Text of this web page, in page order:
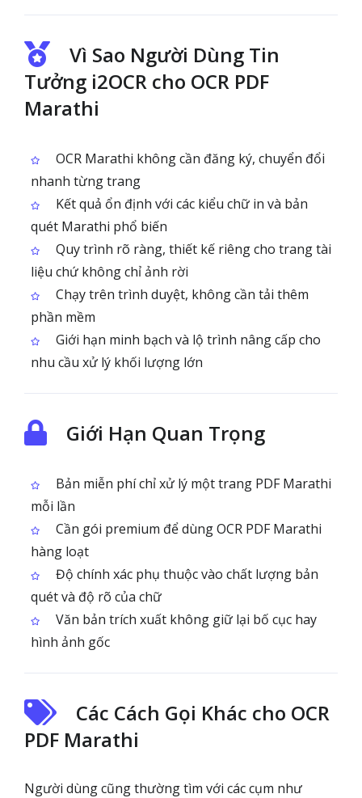
Vì Sao Người Dùng Tin
Tưởng i2OCR cho OCR PDF
Marathi
OCR Marathi không cần đăng ký, chuyển đổi
nhanh từng trang
Kết quả ổn định với các kiểu chữ in và bản
quét Marathi phổ biến
Quy trình rõ ràng, thiết kế riêng cho trang tài
liệu chứ không chỉ ảnh rời
Chạy trên trình duyệt, không cần tải thêm
phần mềm
Giới hạn minh bạch và lộ trình nâng cấp cho
nhu cầu xử lý khối lượng lớn
Giới Hạn Quan Trọng
Bản miễn phí chỉ xử lý một trang PDF Marathi
mỗi lần
Cần gói premium để dùng OCR PDF Marathi
hàng loạt
Độ chính xác phụ thuộc vào chất lượng bản
quét và độ rõ của chữ
Văn bản trích xuất không giữ lại bố cục hay
hình ảnh gốc
Các Cách Gọi Khác cho OCR
PDF Marathi
Người dùng cũng thường tìm với các cụm như